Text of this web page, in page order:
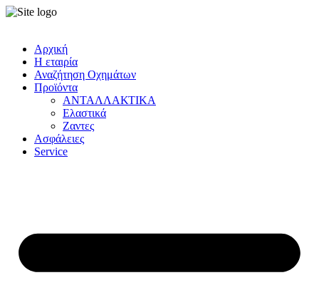
Αρχική
Η εταιρία
Αναζήτηση Οχημάτων
Προϊόντα
ΑΝΤΑΛΛΑΚΤΙΚΑ
Ελαστικά
Ζαντες
Ασφάλειες
Service